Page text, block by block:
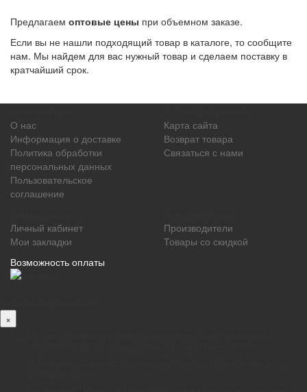
Предлагаем оптовые цены при объемном заказе.
Если вы не нашли подходящий товар в каталоге, то сообщите
нам. Мы найдем для вас нужный товар и сделаем поставку в
кратчайший срок.
О нас
Информация о доставке
Политика обработки
персональных данных
Пользовательское
соглашение
Карта сайта
Возврат товара
Связаться с нами
Личный кабинет
Мои закладки
Производители
Товары со скидкой
Возможность оплаты
×